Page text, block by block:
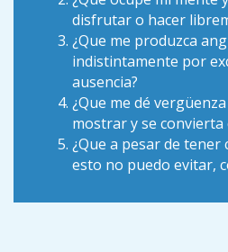
disfrutar o hacer
¿Que me produzca
indistintamente por
ausencia?
¿Que me dé
mostrar y se convierta
¿Que a pesar de tener
esto no puedo evitar,